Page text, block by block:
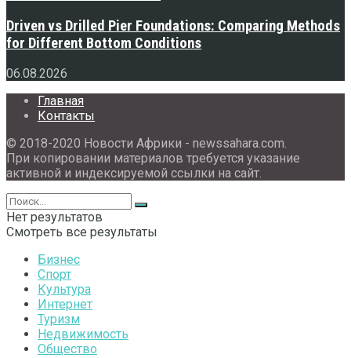
Driven vs Drilled Pier Foundations: Comparing Methods
for Different Bottom Conditions
06.08.2026
Главная
Контакты
© 2018-2020 Новости Африки - newssahara.com.
При копировании материалов требуется указание
активной и индексируемой ссылки на сайт.
Нет результатов
Смотреть все результаты
Бизнес
Спорт
Культура
Интернет
Туризм
Недвижимость
Общество